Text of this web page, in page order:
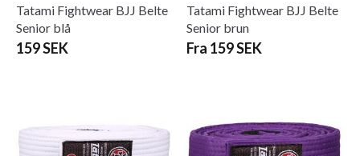
Tatami Fightwear BJJ Belte
Senior blå
159 SEK
Tatami Fightwear BJJ Belte
Senior brun
Fra 159 SEK